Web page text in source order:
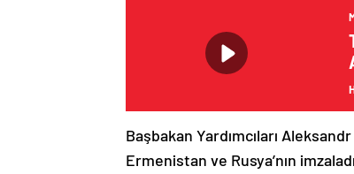
Başbakan Yardımcıları
Ermenistan ve Rusya’nın